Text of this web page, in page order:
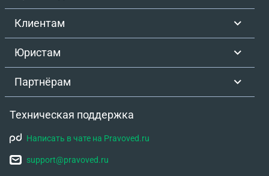
Клиентам
Юристам
Партнёрам
Техническая поддержка
Написать в чате на Pravoved.ru
support@pravoved.ru